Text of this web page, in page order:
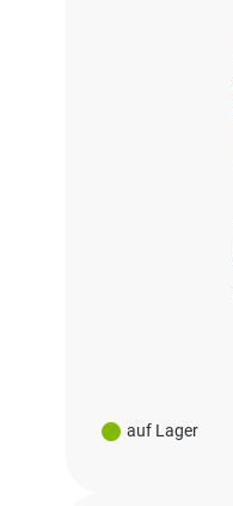
auf Lager